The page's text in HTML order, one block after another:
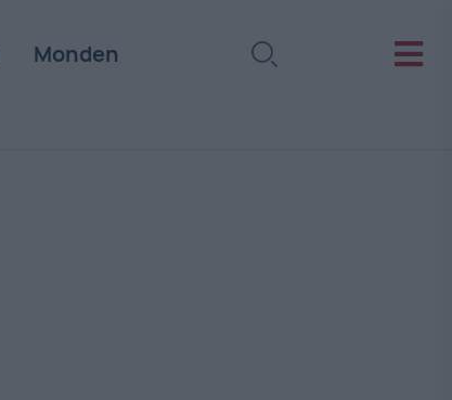
Monden